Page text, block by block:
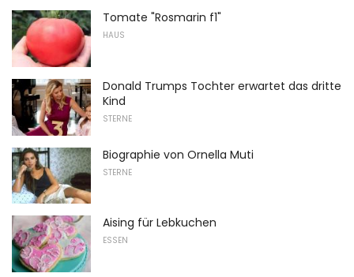
Tomate "Rosmarin f1"
HAUS
Donald Trumps Tochter erwartet das dritte
Kind
STERNE
Biographie von Ornella Muti
STERNE
Aising für Lebkuchen
ESSEN